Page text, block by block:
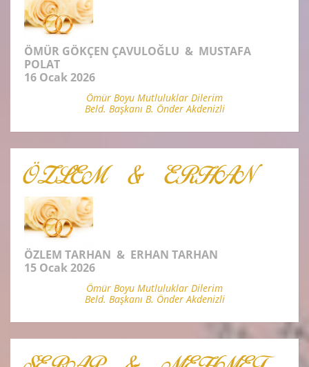
ÖMÜR GÖKÇEN ÇAVULOĞLU & MUSTAFA
POLAT
16 Ocak 2026
Ömür Boyu Mutluluklar Dilerim
Beld. Başkanı B. Önder Akdenizli
ÖZLEM & ERHAN
ÖZLEM TARHAN & ERHAN TARHAN
15 Ocak 2026
Ömür Boyu Mutluluklar Dilerim
Beld. Başkanı B. Önder Akdenizli